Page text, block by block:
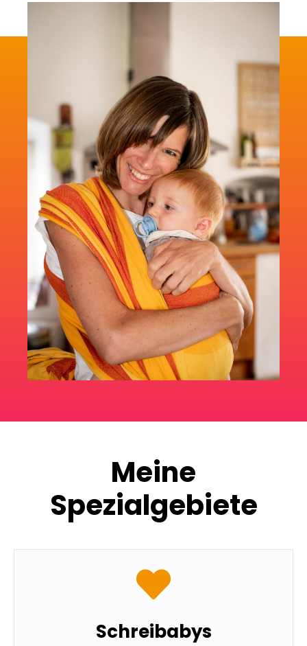
Meine
Spezialgebiete
Schreibabys